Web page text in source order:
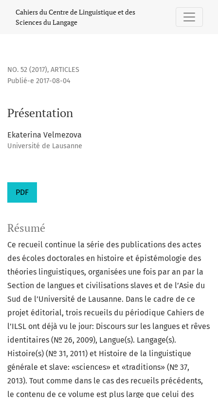
Cahiers du Centre de Linguistique et des
Sciences du Langage
NO. 52 (2017), ARTICLES
Présentation
Publié-e 2017-08-04
Ekaterina Velmezova
Université de Lausanne
PDF
Résumé
Ce recueil continue la série des publications des actes
des écoles doctorales en histoire et épistémologie des
théories linguistiques, organisées une fois par an par la
Section de langues et civilisations slaves et de l’Asie du
Sud de l’Université de Lausanne. Dans le cadre de ce
projet éditorial, trois recueils du périodique Cahiers de
l’ILSL ont déjà vu le jour: Discours sur les langues et rêves
identitaires (№ 26, 2009), Langue(s). Langage(s).
Histoire(s) (№ 31, 2011) et Histoire de la linguistique
générale et slave: «sciences» et «traditions» (№ 37,
2013). Tout comme dans le cas des recueils précédents,
le contenu de ce volume est plus large que celui des